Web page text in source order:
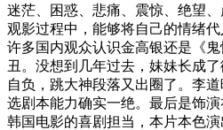
迷茫、困惑、悲痛、震惊、绝望
观影过程中，能够将自己的情绪代
许多国内观众认识金高银还是《
丑。没想到几年过去，妹妹长成
自负，跳大神段落又出圈了。李
选剧本能力确实一绝。最后是饰
韩国电影的喜剧担当，本片本色